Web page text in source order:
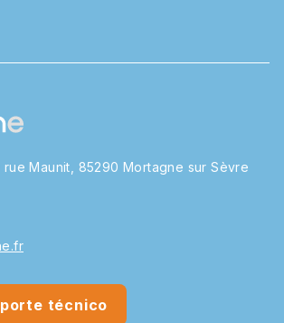
rue Maunit, 85290 Mortagne sur Sèvre
técnico